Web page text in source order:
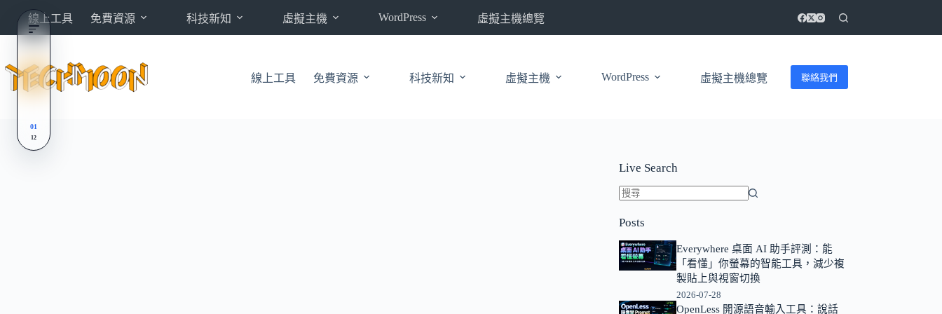
內
線上工具 免費資源 科技新知 虛擬主機 WordPress 虛擬主機總覽
線上工具 免費資源 科技新知 虛擬主機 WordPress 虛擬主機總覽 聯絡我們
Live Search
不
到
符
件
Posts
Everywhere 桌面 AI 助手評測：能
「看懂」你螢幕的智能工具，減少複
製貼上與視窗切換
2026-07-28
OpenLess 開源語音輸入工具：說話
01
12